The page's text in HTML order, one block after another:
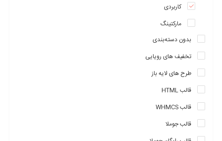
کاربردی
مارکتینگ
بدون دسته‌بندی
تخفیف های رویایی
طرح های لایه باز
قالب HTML
قالب WHMCS
قالب جوملا